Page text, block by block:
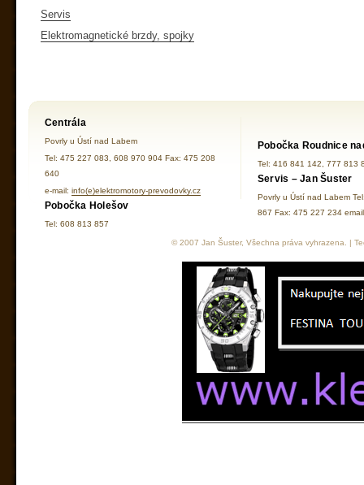
Servis
Elektromagnetické brzdy, spojky
Centrála
Povrly u Ústí nad Labem
Tel: 475 227 083, 608 970 904 Fax: 475 208
640
e-mail: info(e)elektromotory-prevodovky.cz
Pobočka Holešov
Tel: 608 813 857
Pobočka Roudnice
Tel: 416 841 142, 777 813
Servis – Jan Šuster
Povrly u Ústí nad Labem
867 Fax: 475 227 234
© 2007 Jan Šuster, Všechna práva vyhrazena. |